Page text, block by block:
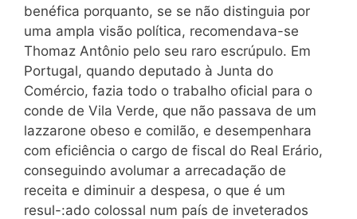
benéfica porquanto, se se não distinguia por
uma ampla visão política, recomendava-se
Thomaz Antônio pelo seu raro escrúpulo. Em
Portugal, quando deputado à Junta do
Comércio, fazia todo o trabalho oficial para o
conde de Vila Verde, que não passava de um
lazzarone obeso e comilão, e desempenhara
com eficiência o cargo de fiscal do Real Erário,
conseguindo avolumar a arrecadação de
receita e diminuir a despesa, o que é um
resul-:ado colossal num país de inveterados